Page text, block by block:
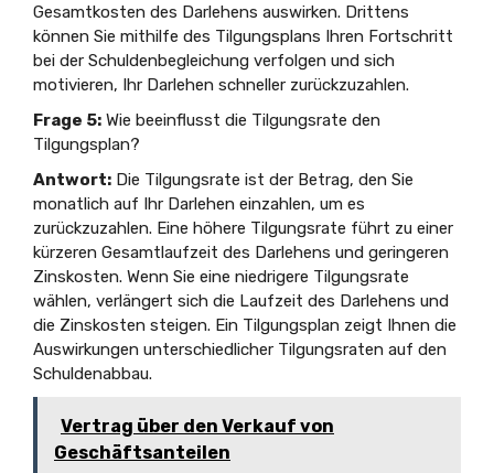
Gesamtkosten des Darlehens auswirken. Drittens
können Sie mithilfe des Tilgungsplans Ihren Fortschritt
bei der Schuldenbegleichung verfolgen und sich
motivieren, Ihr Darlehen schneller zurückzuzahlen.
Frage 5: Wie beeinflusst die Tilgungsrate den
Tilgungsplan?
Antwort: Die Tilgungsrate ist der Betrag, den Sie
monatlich auf Ihr Darlehen einzahlen, um es
zurückzuzahlen. Eine höhere Tilgungsrate führt zu einer
kürzeren Gesamtlaufzeit des Darlehens und geringeren
Zinskosten. Wenn Sie eine niedrigere Tilgungsrate
wählen, verlängert sich die Laufzeit des Darlehens und
die Zinskosten steigen. Ein Tilgungsplan zeigt Ihnen die
Auswirkungen unterschiedlicher Tilgungsraten auf den
Schuldenabbau.
Vertrag über den Verkauf von
Geschäftsanteilen